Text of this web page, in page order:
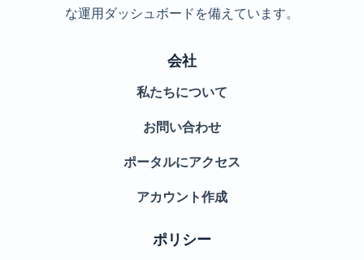
な運用ダッシュボードを備えています。
会社
私たちについて
お問い合わせ
ポータルにアクセス
アカウント作成
ポリシー